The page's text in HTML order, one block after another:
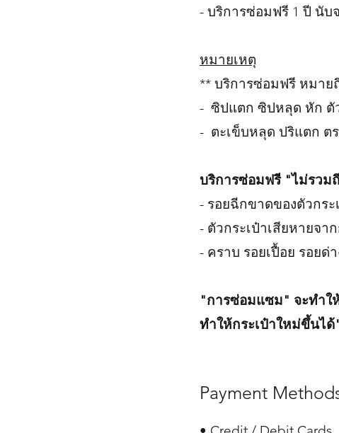
- บริการซ่อมฟรี 1 ปี นับ
หมายเหตุ
** บริการซ่อมฟรี หมาย
- ซิปแตก ซิปหลุด หัก ตั
- ตะเข็บหลุด ปริแตก ต
บริการซ่อมฟรี "ไม่รวม
- รอยฉีกขาดของตัวกร
- ตัวกระเป๋าเสียหายจา
- คราบ รอยเปื้อย รอยด่
"การซ่อมแซม" จะทำใ
ทำให้กระเป๋าใหม่ขึ้นได้
Payment